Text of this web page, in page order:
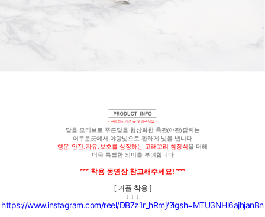
달을 모티브로 푸른달을 형상화한 축광(야광)팔찌는
어두운곳에서 야광빛으로 환하게 빛을 냅니다
행운, 안전, 자유, 보호를 상징하는 고래꼬리 참장식을 더해
더욱 특별한 의미를 부여합니다
*** 착용 동영상 참고해주세요! ***
[ 커플 착용 ]
↓ ↓ ↓
https://www.instagram.com/reel/DB7z1r_hRmj/?igsh=MTU3NHl6ajhjanBn